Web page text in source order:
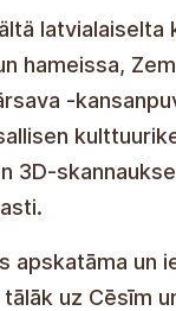
hameissa,
-
3D-
apskatāma un
uz Cēsīm